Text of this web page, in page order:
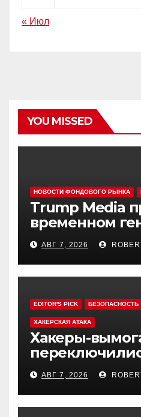
« Июл
YOU MISSED
НОВОСТИ ФОНДОВОГО РЫНКА
Trump Media
временном
МакГерне
сделок с
АВГ 7, 2026
EDITOR'S PICK БЕЗОПАСНОСТЬ
ХАКЕРСКАЯ АТАКА
Хакеры-
инвестфонды
АВГ 7, 2026